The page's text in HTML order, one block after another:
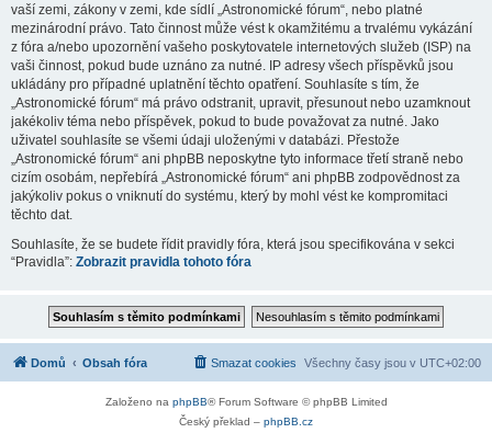
vaší zemi, zákony v zemi, kde sídlí „Astronomické fórum“, nebo platné
mezinárodní právo. Tato činnost může vést k okamžitému a trvalému vykázání
z fóra a/nebo upozornění vašeho poskytovatele internetových služeb (ISP) na
vaši činnost, pokud bude uznáno za nutné. IP adresy všech příspěvků jsou
ukládány pro případné uplatnění těchto opatření. Souhlasíte s tím, že
„Astronomické fórum“ má právo odstranit, upravit, přesunout nebo uzamknout
jakékoliv téma nebo příspěvek, pokud to bude považovat za nutné. Jako
uživatel souhlasíte se všemi údaji uloženými v databázi. Přestože
„Astronomické fórum“ ani phpBB neposkytne tyto informace třetí straně nebo
cizím osobám, nepřebírá „Astronomické fórum“ ani phpBB zodpovědnost za
jakýkoliv pokus o vniknutí do systému, který by mohl vést ke kompromitaci
těchto dat.
Souhlasíte, že se budete řídit pravidly fóra, která jsou specifikována v sekci
“Pravidla”: Zobrazit pravidla tohoto fóra
Domů Obsah fóra Všechny časy jsou v UTC+02:00
Smazat cookies
Založeno na phpBB® Forum Software © phpBB Limited
Český překlad – phpBB.cz